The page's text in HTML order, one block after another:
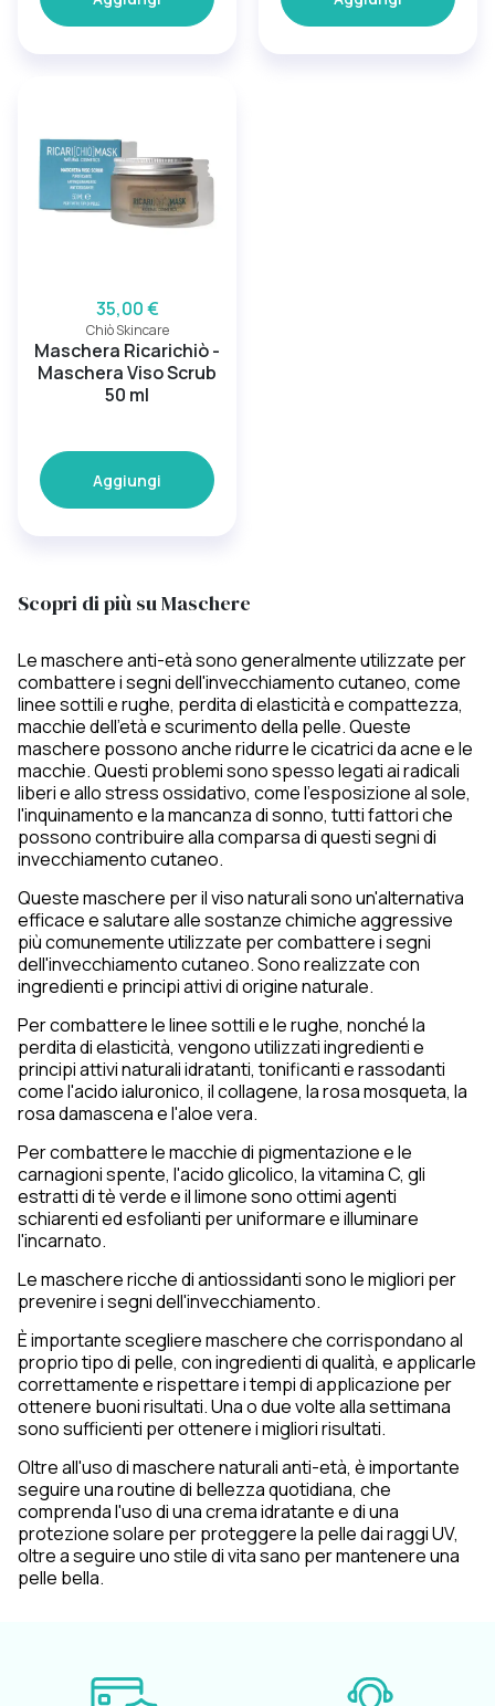
35,00 €
Chiò Skincare
Maschera Ricarichiò -
Maschera Viso Scrub
50 ml
Aggiungi
Scopri di più su Maschere
Le maschere anti-età sono generalmente utilizzate per
combattere i segni dell'invecchiamento cutaneo, come
linee sottili e rughe, perdita di elasticità e compattezza,
macchie dell'età e scurimento della pelle. Queste
maschere possono anche ridurre le cicatrici da acne e le
macchie. Questi problemi sono spesso legati ai radicali
liberi e allo stress ossidativo, come l'esposizione al sole,
l'inquinamento e la mancanza di sonno, tutti fattori che
possono contribuire alla comparsa di questi segni di
invecchiamento cutaneo.
Queste maschere per il viso naturali sono un'alternativa
efficace e salutare alle sostanze chimiche aggressive
più comunemente utilizzate per combattere i segni
dell'invecchiamento cutaneo. Sono realizzate con
ingredienti e principi attivi di origine naturale.
Per combattere le linee sottili e le rughe, nonché la
perdita di elasticità, vengono utilizzati ingredienti e
principi attivi naturali idratanti, tonificanti e rassodanti
come l'acido ialuronico, il collagene, la rosa mosqueta, la
rosa damascena e l'aloe vera.
Per combattere le macchie di pigmentazione e le
carnagioni spente, l'acido glicolico, la vitamina C, gli
estratti di tè verde e il limone sono ottimi agenti
schiarenti ed esfolianti per uniformare e illuminare
l'incarnato.
Le maschere ricche di antiossidanti sono le migliori per
prevenire i segni dell'invecchiamento.
È importante scegliere maschere che corrispondano al
proprio tipo di pelle, con ingredienti di qualità, e applicarle
correttamente e rispettare i tempi di applicazione per
ottenere buoni risultati. Una o due volte alla settimana
sono sufficienti per ottenere i migliori risultati.
Oltre all'uso di maschere naturali anti-età, è importante
seguire una routine di bellezza quotidiana, che
comprenda l'uso di una crema idratante e di una
protezione solare per proteggere la pelle dai raggi UV,
oltre a seguire uno stile di vita sano per mantenere una
pelle bella.